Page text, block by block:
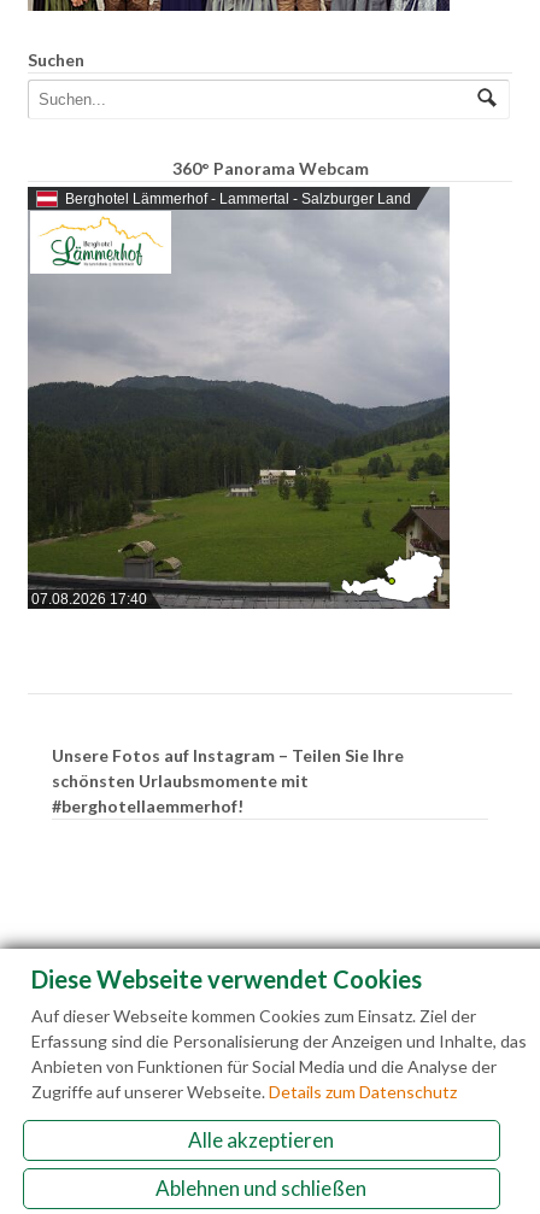
Suchen
360° Panorama Webcam
Berghotel Lämmerhof - Lammertal - Salzburger Land
07.08.2026 17:40
Unsere Fotos auf Instagram – Teilen Sie Ihre
schönsten Urlaubsmomente mit
#berghotellaemmerhof!
Familie Hedegger Lämmerhofweg 2 A-5522 St.
Martin a. Tgb.
Diese Webseite verwendet Cookies
Auf dieser Webseite kommen Cookies zum Einsatz. Ziel der
Erfassung sind die Personalisierung der Anzeigen und Inhalte, das
Anbieten von Funktionen für Social Media und die Analyse der
Zugriffe auf unserer Webseite.Details zum Datenschutz
Alle akzeptieren
Ablehnen und schließen